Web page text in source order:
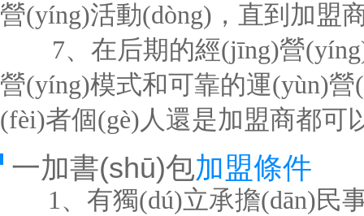
營(yíng)活動(dòng)，直到加盟
7、在后期的經(jīng)營(yíng)
營(yíng)模式和可靠的運(yùn)
(fèi)者個(gè)人還是加盟商都可
一加書(shū)包加盟條件
1、有獨(dú)立承擔(dān)民